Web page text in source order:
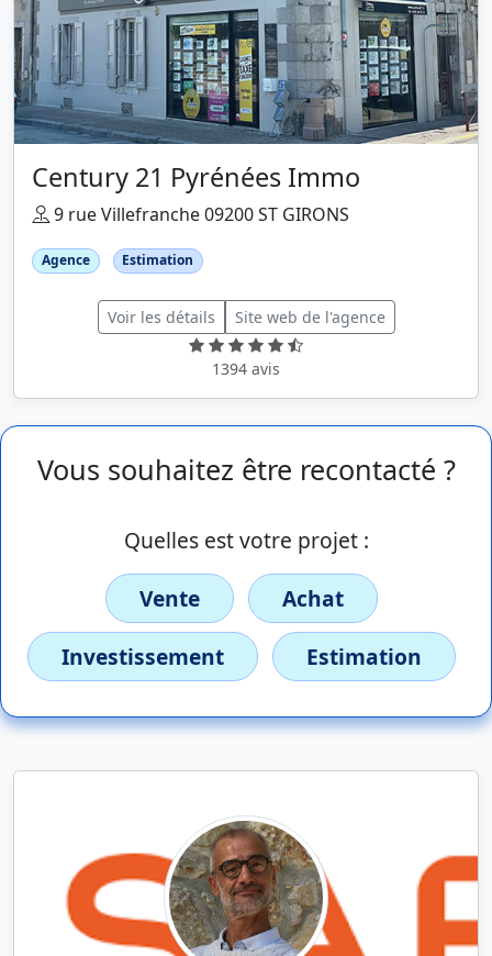
Century 21 Pyrénées Immo
9 rue Villefranche 09200 ST GIRONS
Agence Estimation
Voir les détails Site web de l'agence
1394 avis
Vous souhaitez être recontacté ?
Quelles est votre projet :
Vente
Achat
Investissement
Estimation